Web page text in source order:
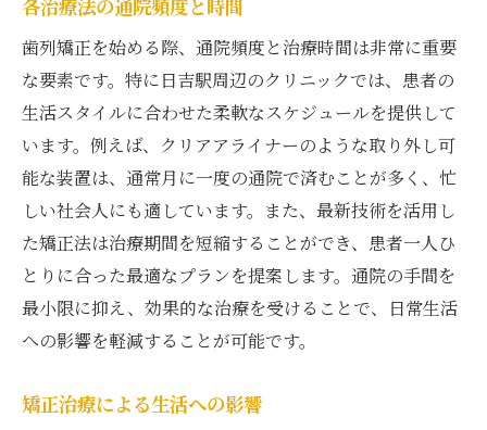
各治療法の通院頻度と時間
歯列矯正を始める際、通院頻度と治療時間は非常に重要
な要素です。特に日吉駅周辺のクリニックでは、患者の
生活スタイルに合わせた柔軟なスケジュールを提供して
います。例えば、クリアアライナーのような取り外し可
能な装置は、通常月に一度の通院で済むことが多く、忙
しい社会人にも適しています。また、最新技術を活用し
た矯正法は治療期間を短縮することができ、患者一人ひ
とりに合った最適なプランを提案します。通院の手間を
最小限に抑え、効果的な治療を受けることで、日常生活
への影響を軽減することが可能です。
矯正治療による生活への影響